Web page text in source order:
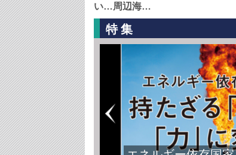
い…周辺海…
特集